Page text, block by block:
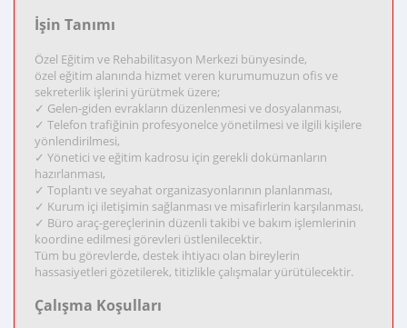
İşin Tanımı
Özel Eğitim ve Rehabilitasyon Merkezi bünyesinde,
özel eğitim alanında hizmet veren kurumumuzun ofis ve
sekreterlik işlerini yürütmek üzere;
✓ Gelen-giden evrakların düzenlenmesi ve dosyalanması,
✓ Telefon trafiğinin profesyonelce yönetilmesi ve ilgili kişilere
yönlendirilmesi,
✓ Yönetici ve eğitim kadrosu için gerekli dokümanların
hazırlanması,
✓ Toplantı ve seyahat organizasyonlarının planlanması,
✓ Kurum içi iletişimin sağlanması ve misafirlerin karşılanması,
✓ Büro araç-gereçlerinin düzenli takibi ve bakım işlemlerinin
koordine edilmesi görevleri üstlenilecektir.
Tüm bu görevlerde, destek ihtiyacı olan bireylerin
hassasiyetleri gözetilerek, titizlikle çalışmalar yürütülecektir.
Çalışma Koşulları